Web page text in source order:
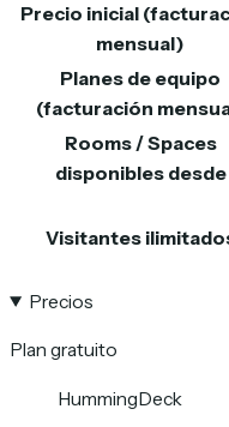
Precio inicial
mensual)
Planes de equipo
(facturación
Rooms / Spaces
disponibles desde
Visitantes
Precios
Plan gratuito
HummingDeck